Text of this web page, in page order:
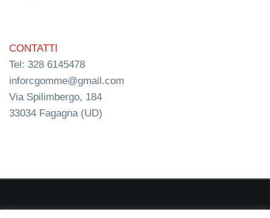
CONTATTI
Tel: 328 6145478
inforcgomme@gmail.com
Via Spilimbergo, 184
33034 Fagagna (UD)